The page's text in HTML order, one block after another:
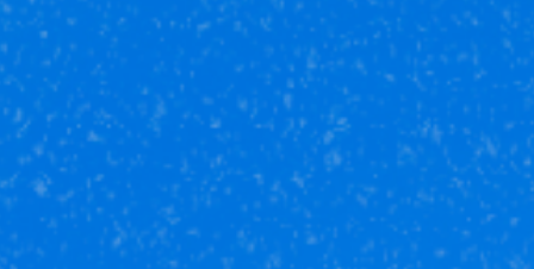
Юникор Агент
Приложение для агентов Unikor
Скачивай приложение на свой смартфон
Стоимость объектов недвижимости и иных товаров
не включенных в «Прайс-лист» носит исключительно
информационный характер и ни при каких
условиях не является
публичной офертой, определяемой
положениями ст. 437 ч. 2 Гражданского кодекса
Российской